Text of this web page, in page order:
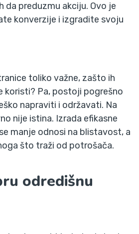
da preduzmu akciju. Ovo je
konverzije i izgradite svoju
toliko važne, zašto ih
koristi? Pa, postoji pogrešno
napraviti i održavati. Na
nije istina. Izrada efikasne
manje odnosi na blistavost, a
što traži od potrošača.
odredišnu